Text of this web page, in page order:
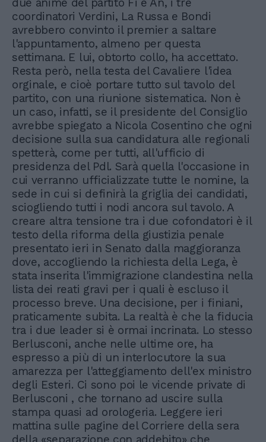
coordinatori Verdini, La Russa e Bondi
avrebbero convinto il premier a saltare
l'appuntamento, almeno per questa
settimana. E lui, obtorto collo, ha accettato.
Resta però, nella testa del Cavaliere l'idea
orginale, e cioè portare tutto sul tavolo del
partito, con una riunione sistematica. Non è
un caso, infatti, se il presidente del Consiglio
avrebbe spiegato a Nicola Cosentino che ogni
decisione sulla sua candidatura alle regionali
spetterà, come per tutti, all'ufficio di
presidenza del Pdl. Sarà quella l'occasione in
cui verranno ufficializzate tutte le nomine, la
sede in cui si definirà la griglia dei candidati,
sciogliendo tutti i nodi ancora sul tavolo. A
creare altra tensione tra i due cofondatori è il
testo della riforma della giustizia penale
presentato ieri in Senato dalla maggioranza
dove, accogliendo la richiesta della Lega, è
stata inserita l'immigrazione clandestina nella
lista dei reati gravi per i quali è escluso il
processo breve. Una decisione, per i finiani,
praticamente subita. La realtà è che la fiducia
tra i due leader si è ormai incrinata. Lo stesso
Berlusconi, anche nelle ultime ore, ha
espresso a più di un interlocutore la sua
amarezza per l'atteggiamento dell'ex ministro
degli Esteri. Ci sono poi le vicende private di
Berlusconi , che tornano ad uscire sulla
stampa quasi ad orologeria. Leggere ieri
mattina sulle pagine del Corriere della sera
della «separazione con addebito» che